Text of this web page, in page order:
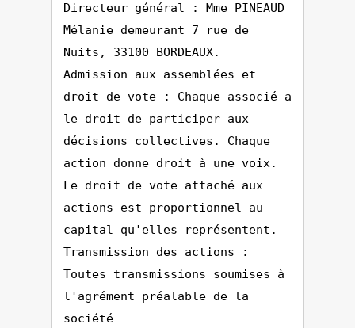
Directeur général : Mme PINEAUD
Mélanie demeurant 7 rue de
Nuits, 33100 BORDEAUX.
Admission aux assemblées et
droit de vote : Chaque associé a
le droit de participer aux
décisions collectives. Chaque
action donne droit à une voix.
Le droit de vote attaché aux
actions est proportionnel au
capital qu'elles représentent.
Transmission des actions :
Toutes transmissions soumises à
l'agrément préalable de la
société